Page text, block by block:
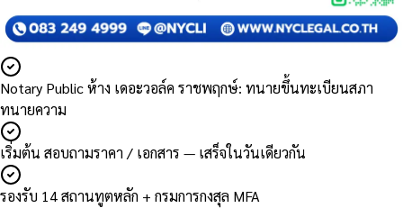
Notary Public ห้าง เดอะวอล์ค ราชพฤกษ์: ทนายขึ้นทะเบียนสภา
ทนายความ
เริ่มต้น สอบถามราคา / เอกสาร — เสร็จในวันเดียวกัน
รองรับ 14 สถานทูตหลัก + กรมการกงสุล MFA